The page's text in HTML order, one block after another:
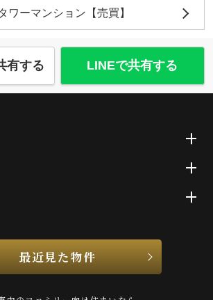
ワーマンション【売買】
有する LINEで共有する
最近見た物件